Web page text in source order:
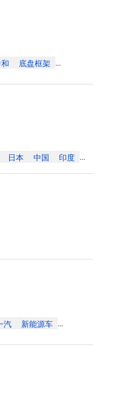
底盘框架 ...
日本 中国 印度 ...
汽 新能源车 ...